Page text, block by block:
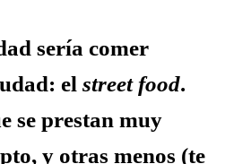
sería comer
el street food.
se prestan muy
y otras menos (te